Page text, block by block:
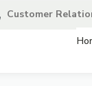
Customer